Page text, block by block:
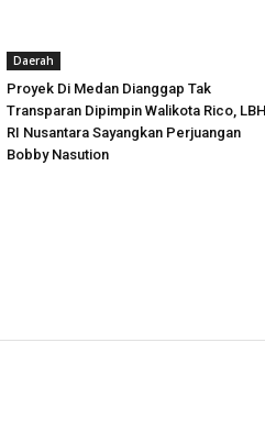
Daerah
Proyek Di Medan Dianggap Tak
Transparan Dipimpin Walikota Rico, LBH
RI Nusantara Sayangkan Perjuangan
Bobby Nasution